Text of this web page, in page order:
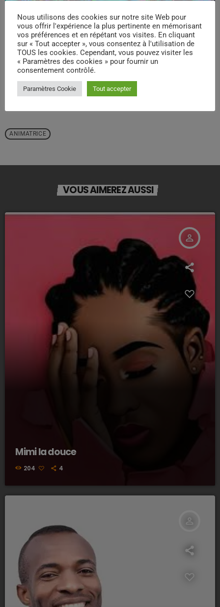
ANIMATRICE
VOUS AIMEREZ AUSSI
person_outline
Mimi la douce
204 4
person_outline
Nous utilisons des cookies sur notre site Web pour
vous offrir l'expérience la plus pertinente en mémorisant
vos préférences et en répétant vos visites. En cliquant
sur « Tout accepter », vous consentez à l'utilisation de
TOUS les cookies. Cependant, vous pouvez visiter les
« Paramètres des cookies » pour fournir un
consentement contrôlé.
Paramètres Cookie Tout accepter